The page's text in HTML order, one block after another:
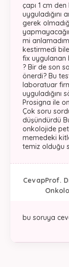
çapı 1 cm
gerek
mi
kestirmedi
fix uygulanan
? Bir de son
önerdi? Bu
laboratuar
uyguladığını
Prosigna ile
Çok soru
düşündürdü
onkolojide
memedeki
temiz olduğu
CevapProf.
bu soruya